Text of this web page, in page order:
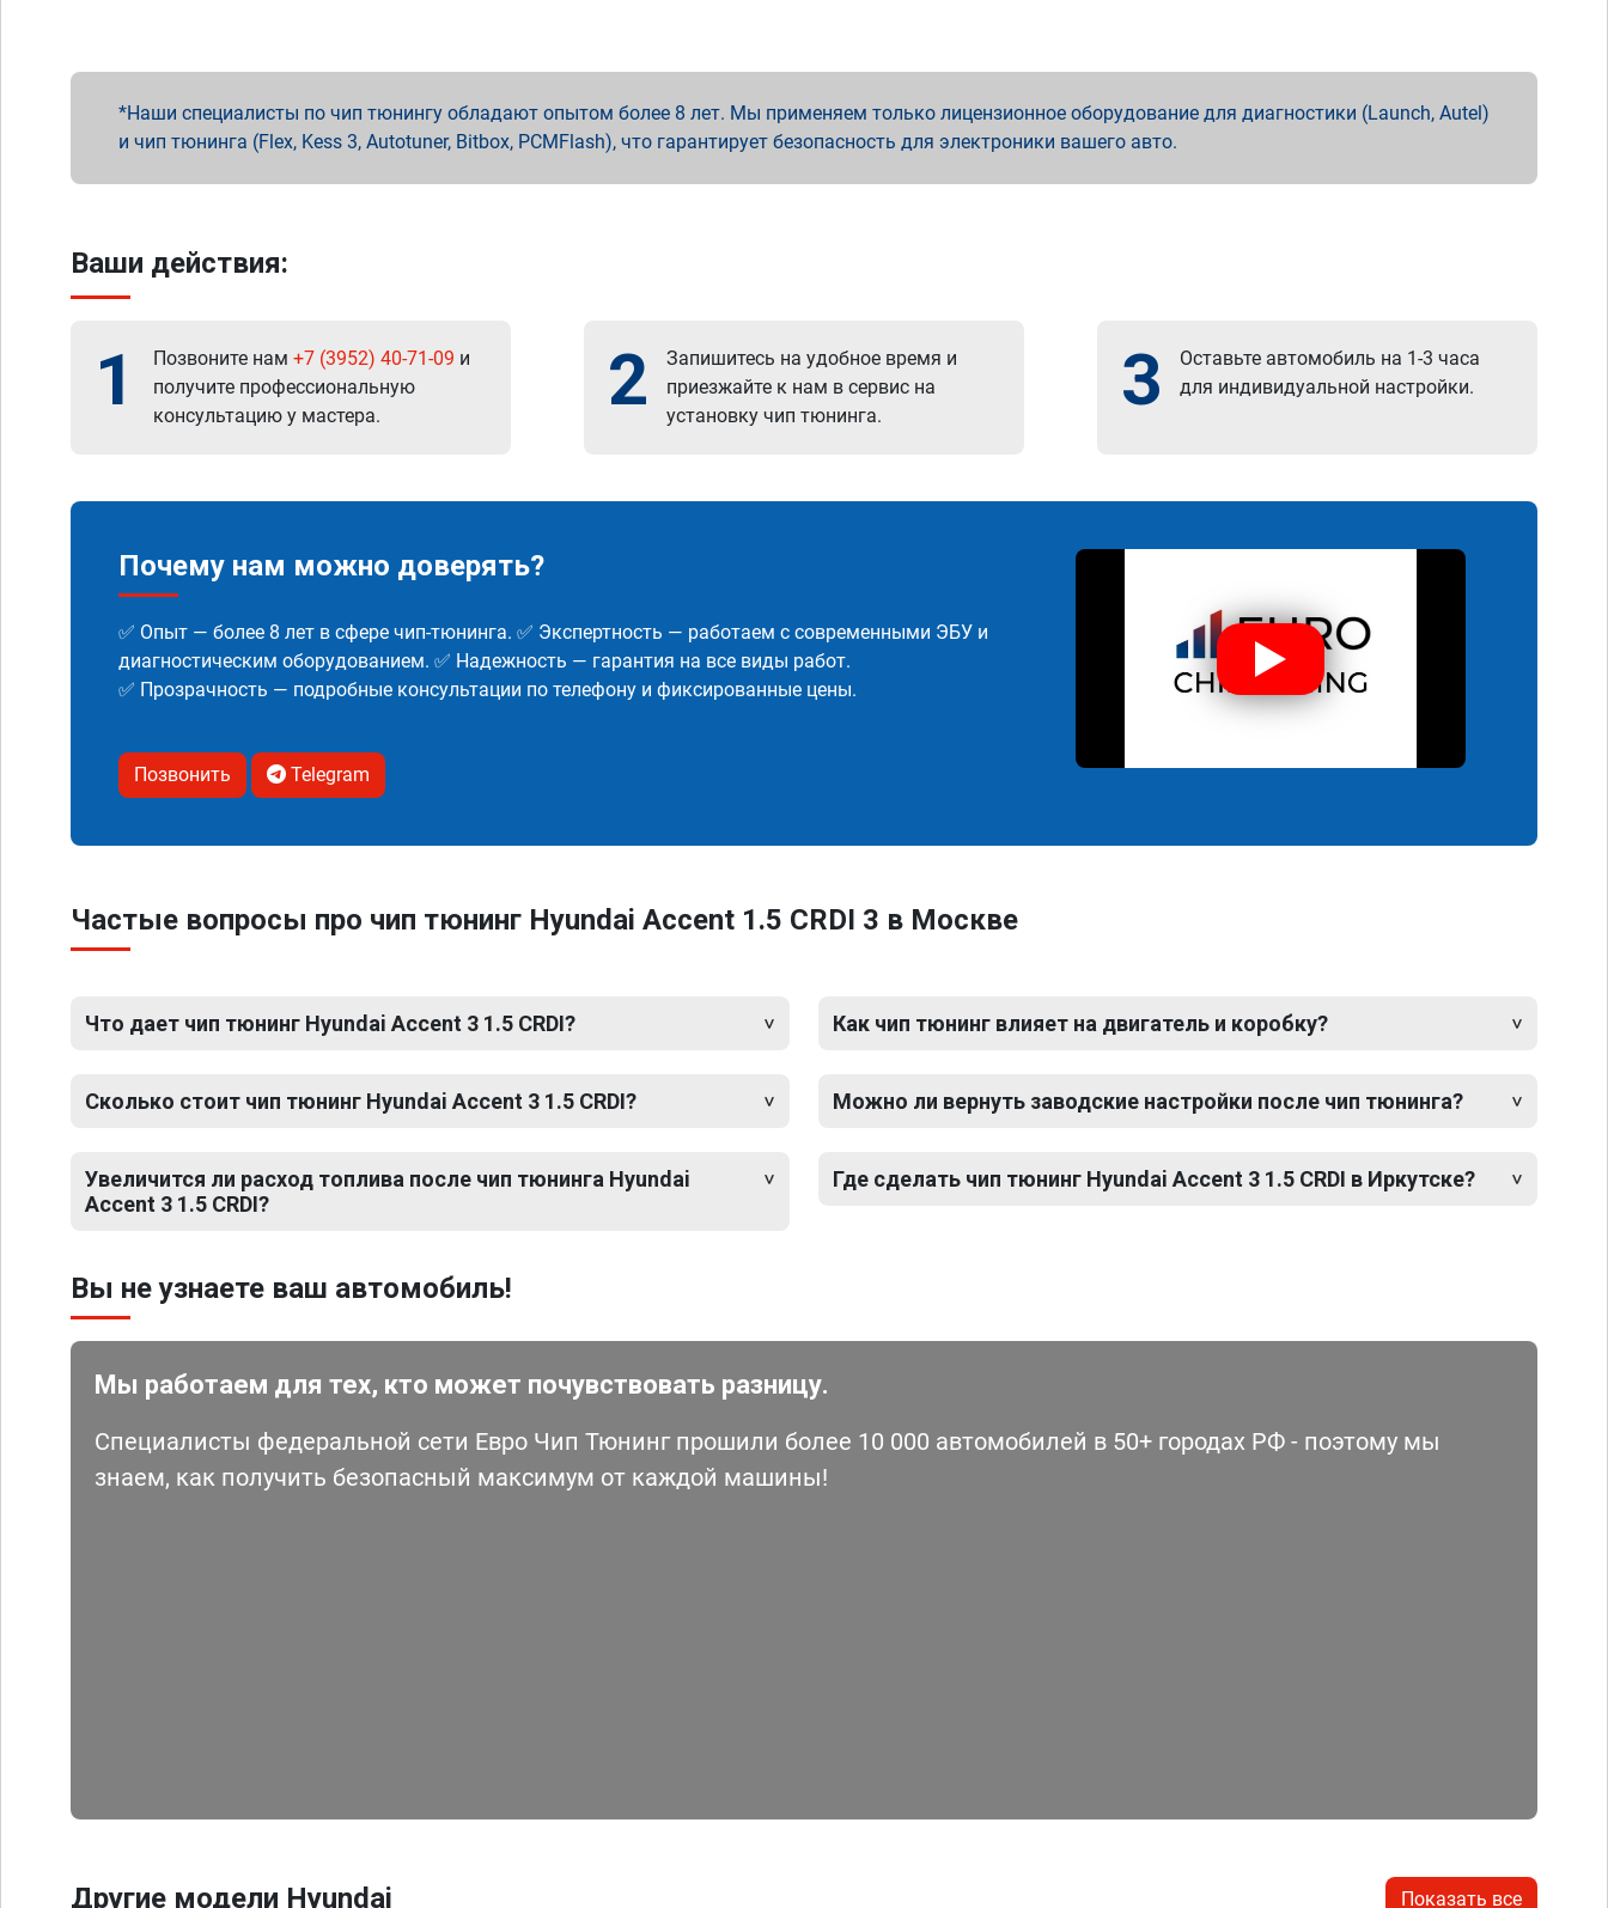
Наши специалисты по чип тюнингу обладают опытом более 8 лет. Мы применяем только лицензионное оборудование для диагностики (Launch, Autel)
и чип тюнинга (Flex, Kess 3, Autotuner, Bitbox, PCMFlash), что гарантирует безопасность для электроники вашего авто.
Ваши действия:
1 Позвоните нам +7 (3952) 40-71-09 и
получите профессиональную
консультацию у мастера.
2
Запишитесь на удобное время и
приезжайте к нам в сервис на
установку чип тюнинга.
3
Оставьте автомобиль на 1-3 часа
для индивидуальной настройки.
Почему нам можно доверять?
✅ Опыт — более 8 лет в сфере чип-тюнинга. ✅ Экспертность — работаем с современными ЭБУ и
диагностическим оборудованием. ✅ Надежность — гарантия на все виды работ.
✅ Прозрачность — подробные консультации по телефону и фиксированные цены.
Позвонить Telegram
Частые вопросы про чип тюнинг Hyundai Accent 1.5 CRDI 3 в Москве
Что дает чип тюнинг Hyundai Accent 3 1.5 CRDI?
Сколько стоит чип тюнинг Hyundai Accent 3 1.5 CRDI?
Увеличится ли расход топлива после чип тюнинга Hyundai
Accent 3 1.5 CRDI?
Как чип тюнинг влияет на двигатель и коробку?
Можно ли вернуть заводские настройки после чип тюнинга?
Где сделать чип тюнинг Hyundai Accent 3 1.5 CRDI в Иркутске?
Вы не узнаете ваш автомобиль!
Мы работаем для тех, кто может почувствовать разницу.
Специалисты федеральной сети Евро Чип Тюнинг прошили более 10 000 автомобилей в 50+ городах РФ - поэтому мы
знаем, как получить безопасный максимум от каждой машины!
Другие модели Hyundai Показать все